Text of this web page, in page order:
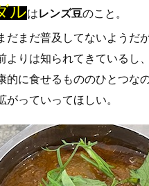
ルはレンズ豆のこと。
だまだ普及してないようだが
よりは知られてきているし、
的に食せるもののひとつなの
がっていってほしい。